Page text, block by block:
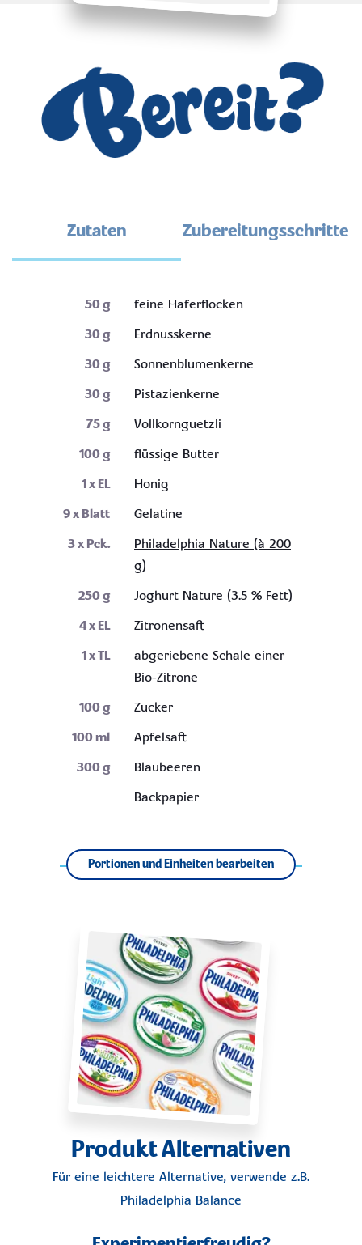
Zutaten Zubereitungsschritte
50g
feine Haferflocken
30g
Erdnusskerne
30g
Sonnenblumenkerne
30g
Pistazienkerne
75g
Vollkornguetzli
100g
flüssige Butter
1x EL
Honig
9x Blatt
Gelatine
3x Pck.
Philadelphia Nature (à 200
g)
250g
Joghurt Nature (3.5 % Fett)
4x EL
Zitronensaft
1x TL
abgeriebene Schale einer
Bio-Zitrone
100g
Zucker
100ml
Apfelsaft
300g
Blaubeeren
Backpapier
Portionen und Einheiten bearbeiten
Produkt Alternativen
Für eine leichtere Alternative, verwende z.B.
Philadelphia Balance